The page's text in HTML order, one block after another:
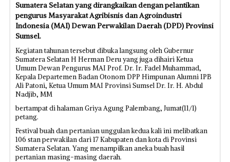
Sumatera Selatan yang dirangkaikan dengan pelantikan
pengurus Masyarakat Agribisnis dan Agroindustri
Indonesia (MAI) Dewan Perwakilan Daerah (DPD) Provinsi
Sumsel.
Kegiatan tahunan tersebut dibuka langsung oleh Gubernur
Sumatera Selatan H Herman Deru yang juga dihairi Ketua
Umum Dewan Pengurus MAI Prof. Dr. Ir. Fadel Muhammad,
Kepala Departemen Badan Otonom DPP Himpunan Alumni IPB
Ali Patoni, Ketua Umum MAI Provinsi Sumsel Dr. Ir. H. Abdul
Nadjib, MM
bertampat di halaman Griya Agung Palembang, Jumat(11/1)
petang.
Festival buah dan pertanian unggulan kedua kali ini melibatkan
106 stan perwakilan dari 17 Kabupaten dan kota di Provinsi
Sumatera Selatan. Yang menampilkan aneka buah hasil
pertanian masing-masing daerah.